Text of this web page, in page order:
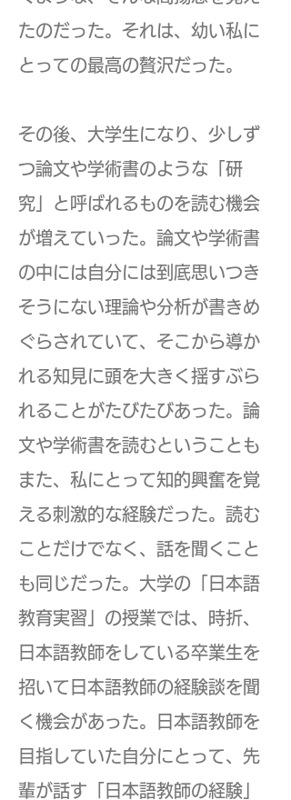
たのだった。それは、幼い私に
とっての最高の贅沢だった。
その後、大学生になり、少しず
つ論文や学術書のような「研
究」と呼ばれるものを読む機会
が増えていった。論文や学術書
の中には自分には到底思いつき
そうにない理論や分析が書きめ
ぐらされていて、そこから導か
れる知見に頭を大きく揺すぶら
れることがたびたびあった。論
文や学術書を読むということも
また、私にとって知的興奮を覚
える刺激的な経験だった。読む
ことだけでなく、話を聞くこと
も同じだった。大学の「日本語
教育実習」の授業では、時折、
日本語教師をしている卒業生を
招いて日本語教師の経験談を聞
く機会があった。日本語教師を
目指していた自分にとって、先
輩が話す「日本語教師の経験」